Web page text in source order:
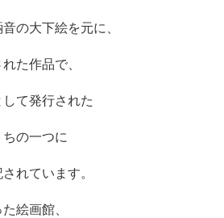
の大下絵を元に、
た作品で、
て発行された
の一つに
れています。
絵画館、